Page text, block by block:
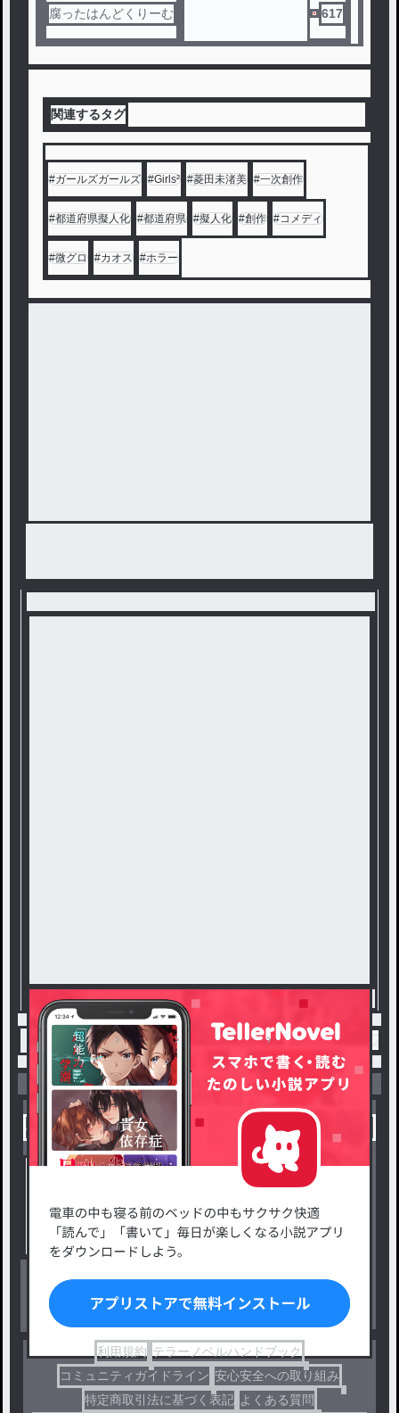
すれ違い、そして恋。
君はまだ、僕をしらない。
腐ったはんどくりーむ 617
関連するタグ
#ガールズガールズ #Girls² #菱田未渚美 #一次創作
#都道府県擬人化 #都道府県 #擬人化 #創作 #コメディ
#微グロ #カオス #ホラー
トップ 創作 Forever． #1 ① / ゆあ。🪽
小説を探す
新着小説一覧
小説コンテスト応募・公募
出版・メディアミックス作品
ジャンルから探す
恋愛・ロマンス
ファンタジー・異世界・SF
ホラー・ミステリー
コメディ
利用規約 テラーノベルハンドブック
コミュニティガイドライン 安心安全への取り組み
特定商取引法に基づく表記 よくある質問